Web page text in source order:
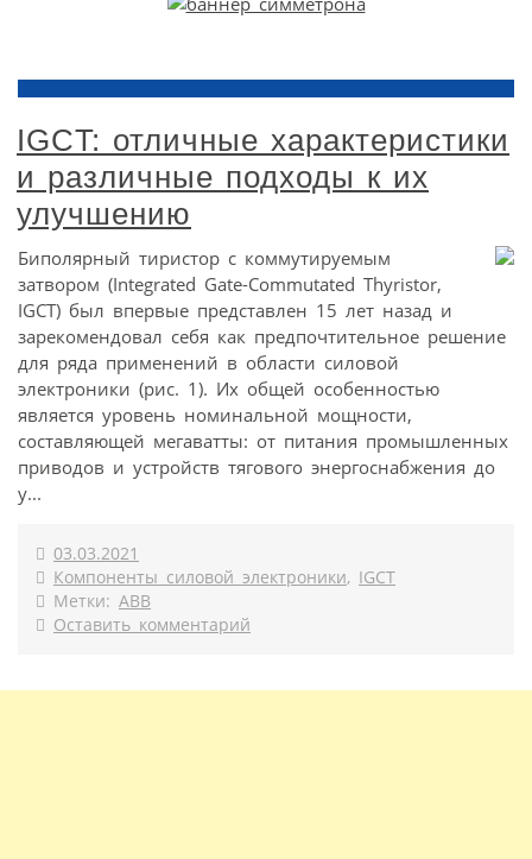
IGCT: отличные характеристики
и различные подходы к их
улучшению
Биполярный тиристор с коммутируемым
затвором (Integrated Gate-Commutated Thyristor,
IGCT) был впервые представлен 15 лет назад и
зарекомендовал себя как предпочтительное решение
для ряда применений в области силовой
электроники (рис. 1). Их общей особенностью
является уровень номинальной мощности,
составляющей мегаватты: от питания промышленных
приводов и устройств тягового энергоснабжения до
у...
03.03.2021
Компоненты силовой электроники, IGCT
Метки: ABB
Оставить комментарий